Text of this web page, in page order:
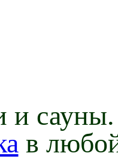
и сауны.
в